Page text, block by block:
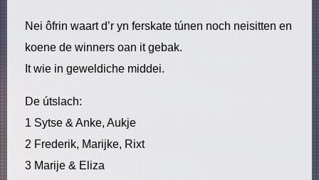
Nei ôfrin waart d’r yn ferskate túnen noch neisitten en
koene de winners oan it gebak.
It wie in geweldiche middei.
De útslach:
1 Sytse & Anke, Aukje
2 Frederik, Marijke, Rixt
3 Marije & Eliza